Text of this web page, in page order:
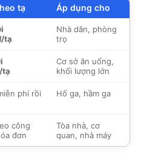
tạ Áp dụng cho
tạ
Nhà dân, phòng
trọ
tạ
Cơ sở ăn uống,
khối lượng lớn
phí rồi
Hố ga, hầm ga
công
đơn
Tòa nhà, cơ
quan, nhà máy